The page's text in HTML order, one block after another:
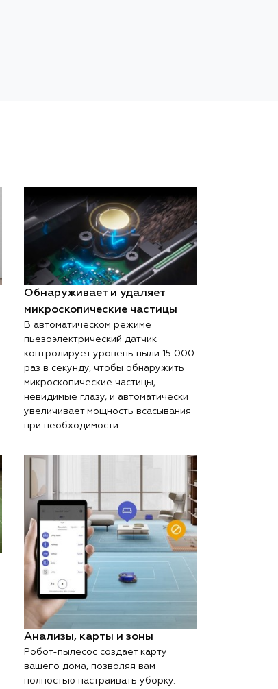
Обнаруживает и удаляет
микроскопические частицы
В автоматическом режиме
пьезоэлектрический датчик
контролирует уровень пыли 15 000
раз в секунду, чтобы обнаружить
микроскопические частицы,
невидимые глазу, и автоматически
увеличивает мощность всасывания
при необходимости.
Анализы, карты и зоны
Робот-пылесос создает карту
вашего дома, позволяя вам
полностью настраивать уборку.